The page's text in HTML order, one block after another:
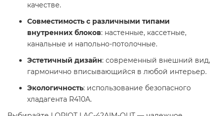
качестве.​
Совместимость с различными типами
внутренних блоков: настенные, кассетные,
канальные и напольно-потолочные.​
Эстетичный дизайн: современный внешний вид,
гармонично вписывающийся в любой интерьер.​
Экологичность: использование безопасного
хладагента R410A.​